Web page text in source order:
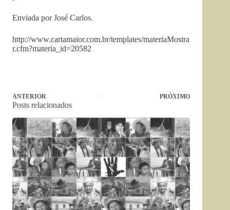
Enviada por José Carlos.
http://www.cartamaior.com.br/templates/materiaMostra
r.cfm?materia_id=20582
ANTERIOR PRÓXIMO
Posts relacionados